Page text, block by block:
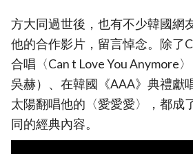
方大同過世後，也有不少韓國網
他的合作影片，留言悼念。除了
合唱〈Can t Love You Anymore
吳赫）、在韓國《AAA》典禮獻
太陽翻唱他的〈愛愛愛〉，都成
同的經典內容。